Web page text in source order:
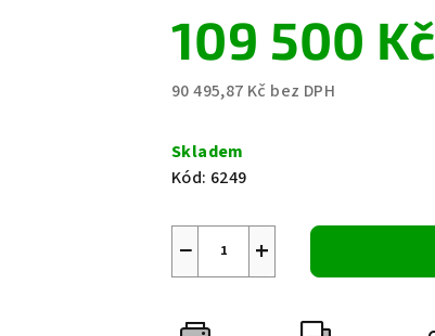
je
0,0
z
109 500 Kč
90 495,87 Kč bez DPH
cena:
Skladem
Kód: 6249
+
−